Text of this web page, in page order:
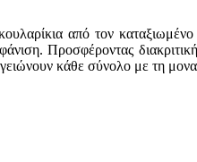
από τον
Προσφέροντας
κάθε σύνολο με τη